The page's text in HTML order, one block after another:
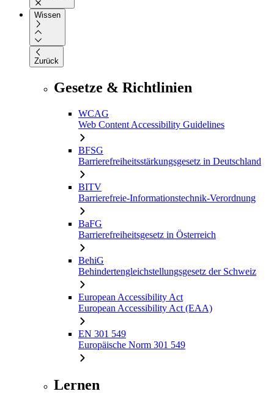
Wissen
Zurück
Gesetze & Richtlinien
WCAG
Web Content Accessibility Guidelines
BFSG
Barrierefreiheitsstärkungsgesetz in Deutschland
BITV
Barrierefreie-Informationstechnik-Verordnung
BaFG
Barrierefreiheitsgesetz in Österreich
BehiG
Behindertengleichstellungsgesetz der Schweiz
European Accessibility Act
European Accessibility Act (EAA)
EN 301 549
Europäische Norm 301 549
Lernen